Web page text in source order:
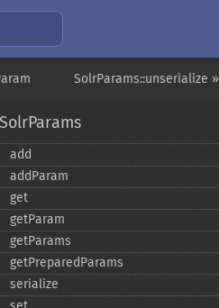
SolrParams::unserialize »
SolrParams
add
addParam
get
getParam
getParams
getPreparedParams
serialize